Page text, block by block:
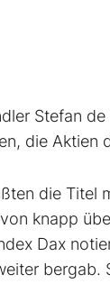
Stefan
die Aktien
die
knapp
Dax
bergab.